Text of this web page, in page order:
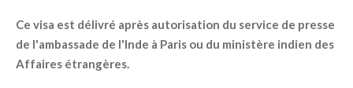
Ce visa est délivré après autorisation du service de presse
de l'ambassade de l'Inde à Paris ou du ministère indien des
Affaires étrangères.